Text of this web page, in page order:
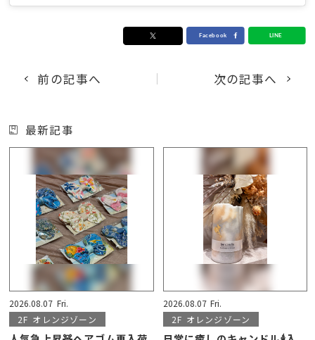
前の記事へ 次の記事へ
最新記事
2026.08.07 Fri.
2F オレンジゾーン
2026.08.07 Fri.
2F オレンジゾーン